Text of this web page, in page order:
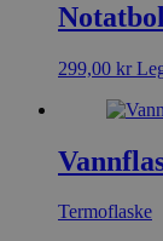
299,00 kr
Termoflaske